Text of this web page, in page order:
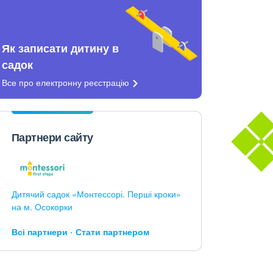
Як записати дитину в
садок
Все про електронну реєстрацію
Партнери сайту
Дитячий садок «Монтессорі. Перші кроки»
на м. Осокорки
Всі партнери Стати партнером